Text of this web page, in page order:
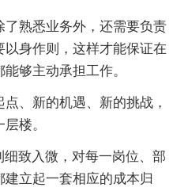
了熟悉业务外，还需要负责
身作则，这样才能保证在
够主动承担工作。
、新的机遇、新的挑战，
楼。
细致入微，对每一岗位、部
立起一套相应的成本归